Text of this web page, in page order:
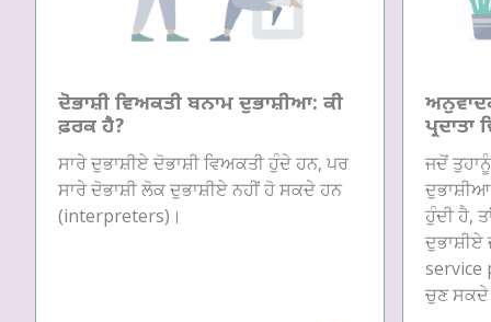
ਦੋਭਾਸ਼ੀ ਵਿਅਕਤੀ ਬਨਾਮ ਦੁਭਾਸ਼ੀਆ: ਕੀ
ਫ਼ਰਕ ਹੈ?
ਸਾਰੇ ਦੁਭਾਸ਼ੀਏ ਦੋਭਾਸ਼ੀ ਵਿਅਕਤੀ ਹੁੰਦੇ ਹਨ, ਪਰ
ਸਾਰੇ ਦੋਭਾਸ਼ੀ ਲੋਕ ਦੁਭਾਸ਼ੀਏ ਨਹੀਂ ਹੋ ਸਕਦੇ ਹਨ
(interpreters)।
ਜਦੋਂ
ਹੁੰਦੀ ਹੈ,
ਦੁਭਾਸ਼ੀਏ
service
ਚੁਣ